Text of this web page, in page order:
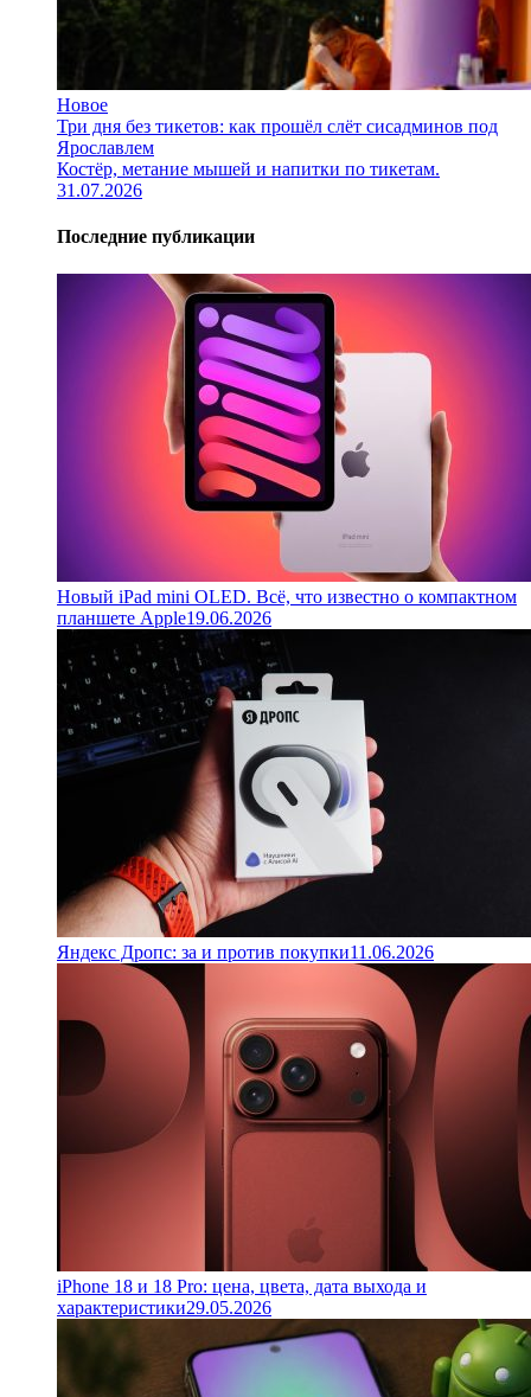
Новое
Три дня без тикетов: как прошёл слёт сисадминов под
Ярославлем
Костёр, метание мышей и напитки по тикетам.
31.07.2026
Последние публикации
Новый iPad mini OLED. Всё, что известно о компактном
планшете Apple19.06.2026
Яндекс Дропс: за и против покупки11.06.2026
iPhone 18 и 18 Pro: цена, цвета, дата выхода и
характеристики29.05.2026